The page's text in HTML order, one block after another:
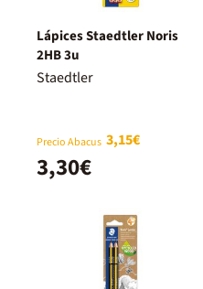
Lápices Staedtler Noris
2HB 3u
Staedtler
Precio Abacus 3,15€
3,30€